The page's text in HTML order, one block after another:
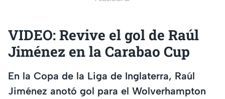
VIDEO: Revive el gol de Raúl
Jiménez en la Carabao Cup
En la Copa de la Liga de Inglaterra, Raúl
Jiménez anotó gol para el Wolverhampton